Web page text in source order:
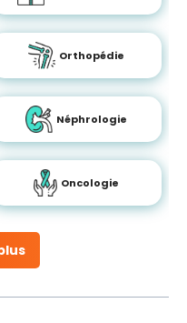
Orthopédie
Néphrologie
Oncologie